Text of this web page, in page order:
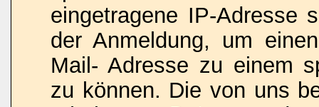
eingetragene IP-Adresse
der Anmeldung, um
Mail- Adresse zu einem
zu können. Die von uns